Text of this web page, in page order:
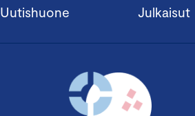
Uutishuone Julkaisut